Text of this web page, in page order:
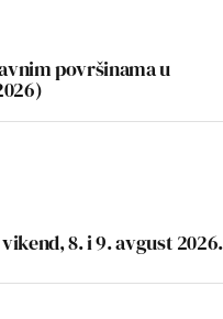
površinama u
8. i 9. avgust 2026.